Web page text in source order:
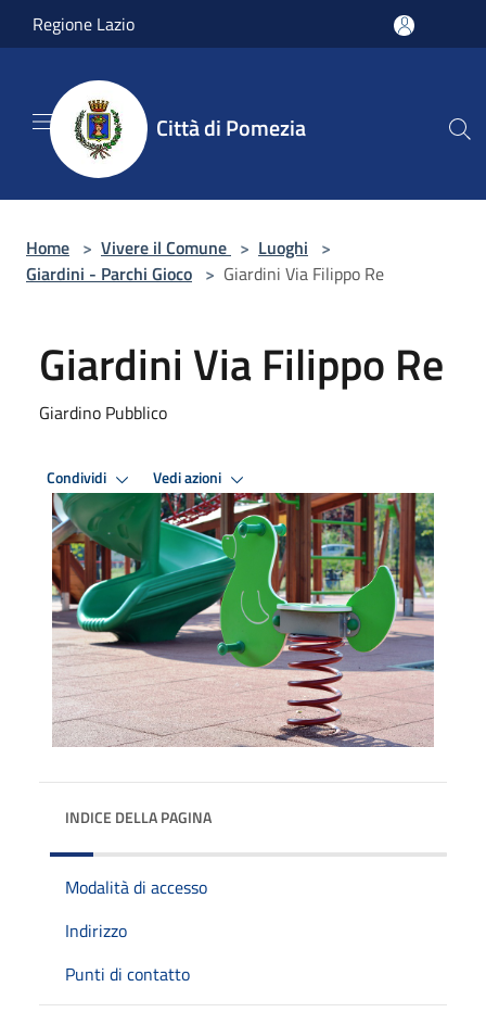
Salta al contenuto principale
Regione Lazio
Città di Pomezia
Home > Vivere il Comune > Luoghi >
Giardini - Parchi Gioco > Giardini Via Filippo Re
Giardini Via Filippo Re
Giardino Pubblico
Condividi Vedi azioni
INDICE DELLA PAGINA
Modalità di accesso
Indirizzo
Punti di contatto